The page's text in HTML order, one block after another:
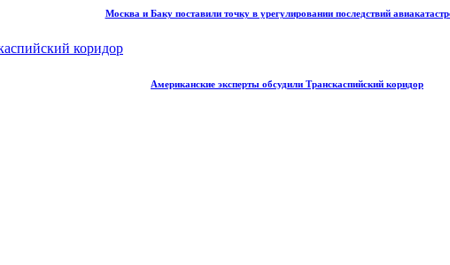
Москва и Баку поставили точку в урегулировании последствий
Американские эксперты обсудили Транскаспийский коридор